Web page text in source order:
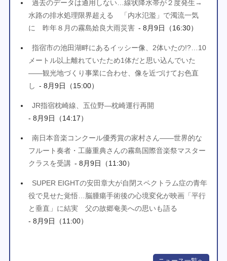
過去のデータは通用しない…線状降水帯が２度発生→
水路の排水処理限界超える 「内水氾濫」で濁流一気
に 昨年８月の霧島姶良大雨災害 - 8月9日（16:30）
指宿市の池田湖畔にあるイッシー像、2体いたの!?…10
メートル以上離れていたため1体だと思い込んでいた
――観光地づくり事業に合わせ、像を近づけてお色直
し - 8月9日（15:00）
JR指宿枕崎線、五位野―枕崎運行再開
- 8月9日（14:17）
南日本音楽コンクール優秀賞の家村さん――世界的な
フルート奏者・工藤重典さんの霧島国際音楽祭マスター
クラスを受講 - 8月9日（11:30）
SUPER EIGHTの安田章大が自閉スペクトラム症の青年
役で見せた覚悟…脳腫瘍手術後の心境変化が映画「平行
と垂直」に結実 父の故郷奄美への思いも語る
- 8月9日（11:00）